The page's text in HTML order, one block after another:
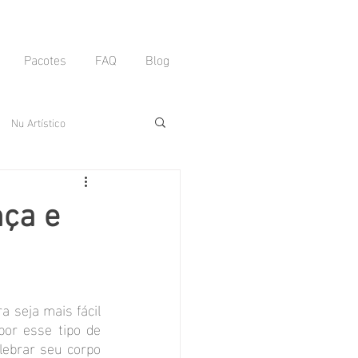
Pacotes FAQ Blog
Nu Artístico
e
seja mais fácil
esse tipo de
seu corpo